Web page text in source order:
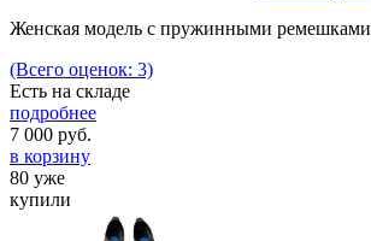
Женская модель с пружинными ремешками
(Всего оценок: 3)
Есть на складе
подробнее
7 000 руб.
в корзину
80 уже
купили